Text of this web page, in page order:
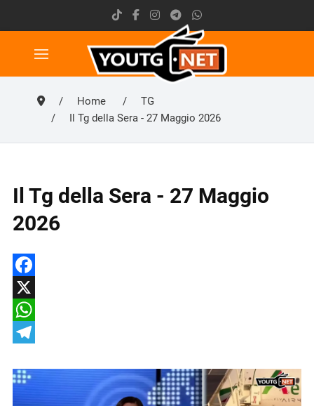
Home
TG
Il Tg della Sera - 27 Maggio 2026
Il Tg della Sera - 27 Maggio
2026
Facebook
X
WhatsApp